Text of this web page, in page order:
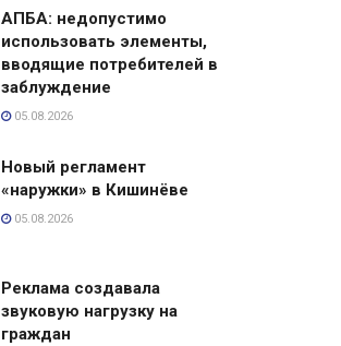
АПБА: недопустимо
использовать элементы,
вводящие потребителей в
заблуждение
05.08.2026
Новый регламент
«наружки» в Кишинёве
05.08.2026
Реклама создавала
звуковую нагрузку на
граждан